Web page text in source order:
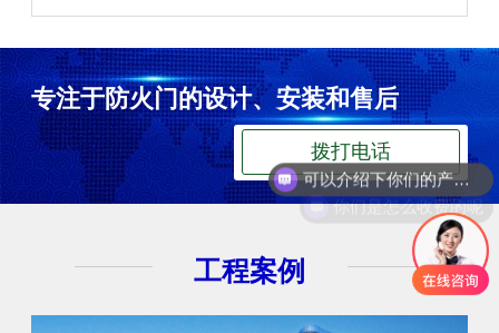
专注于防火门的设计、安装和售后
拨打电话
工程案例
可以介绍下你们的产品么
你们是怎么收费的呢